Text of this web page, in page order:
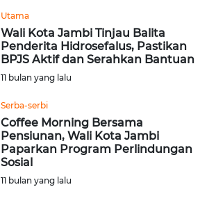
Utama
Wali Kota Jambi Tinjau Balita
Penderita Hidrosefalus, Pastikan
BPJS Aktif dan Serahkan Bantuan
11 bulan yang lalu
Serba-serbi
Coffee Morning Bersama
Pensiunan, Wali Kota Jambi
Paparkan Program Perlindungan
Sosial
11 bulan yang lalu